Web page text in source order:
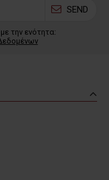
SEND
την ενότητα: